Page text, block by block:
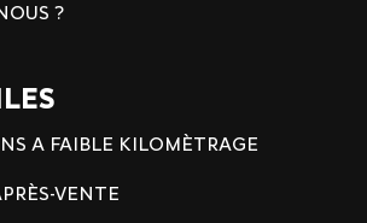
?
A FAIBLE KILOMÈTRAGE
VENTE